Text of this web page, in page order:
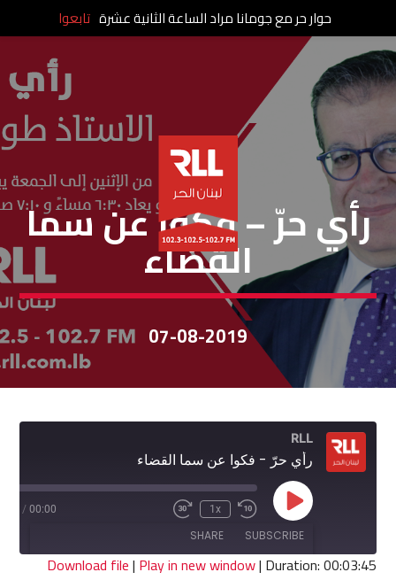
رأي حر
رأي حرّ – فكوا عن سما
القضاء
07-08-2019
RLL
رأي حرّ - فكوا عن سما القضاء
Play
Episode
Rewind
10
Seconds
1x
Fast
seconds
00:00
/
SUBSCRIBE
SHARE
Download file| Play in new window| Duration: 00:03:45
حوار حر مع جومانا مراد الساعة الثانية عشرة تابعوا